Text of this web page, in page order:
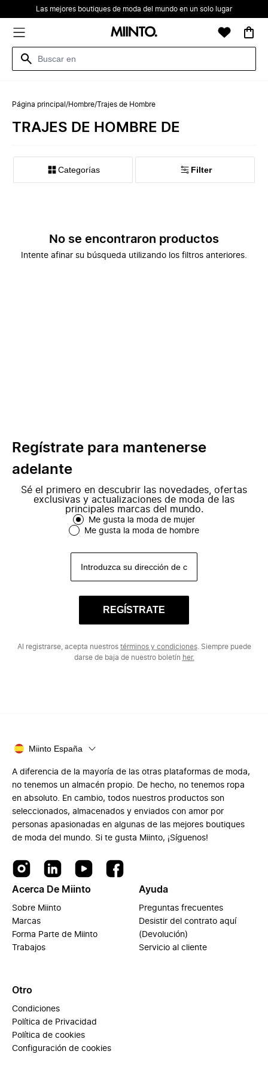
Las mejores boutiques de moda del mundo en un solo lugar
Página principal /Hombre/Trajes de Hombre
TRAJES DE HOMBRE DE
Categorías Filter
No se encontraron productos
Intente afinar su búsqueda utilizando los filtros anteriores.
Regístrate para mantenerse
adelante
Sé el primero en descubrir las novedades, ofertas
exclusivas y actualizaciones de moda de las
principales marcas del mundo.
Me gusta la moda de mujer
Me gusta la moda de hombre
REGÍSTRATE
Al registrarse, acepta nuestros términos y condiciones. Siempre puede
darse de baja de nuestro boletín her.
Miinto España
A diferencia de la mayoría de las otras plataformas de moda,
no tenemos un almacén propio. De hecho, no tenemos ropa
en absoluto. En cambio, todos nuestros productos son
seleccionados, almacenados y enviados con amor por
personas apasionadas en algunas de las mejores boutiques
de moda del mundo. Si te gusta Miinto, ¡Síguenos!
Acerca De Miinto
Sobre Miinto
Marcas
Forma Parte de Miinto
Trabajos
Ayuda
Preguntas frecuentes
Desistir del contrato aquí
(Devolución)
Servicio al cliente
Otro
Condiciones
Política de Privacidad
Política de cookies
Configuración de cookies